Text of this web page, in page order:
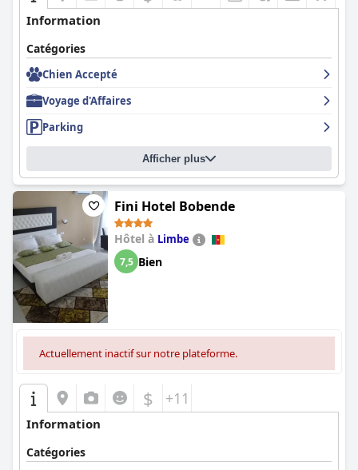
Information
Catégories
Chien Accepté
Voyage d'Affaires
Parking
Afficher plus
Fini Hotel Bobende
Hôtel à Limbe
7,5 Bien
Actuellement inactif sur notre plateforme.
$ +11
Information
Catégories